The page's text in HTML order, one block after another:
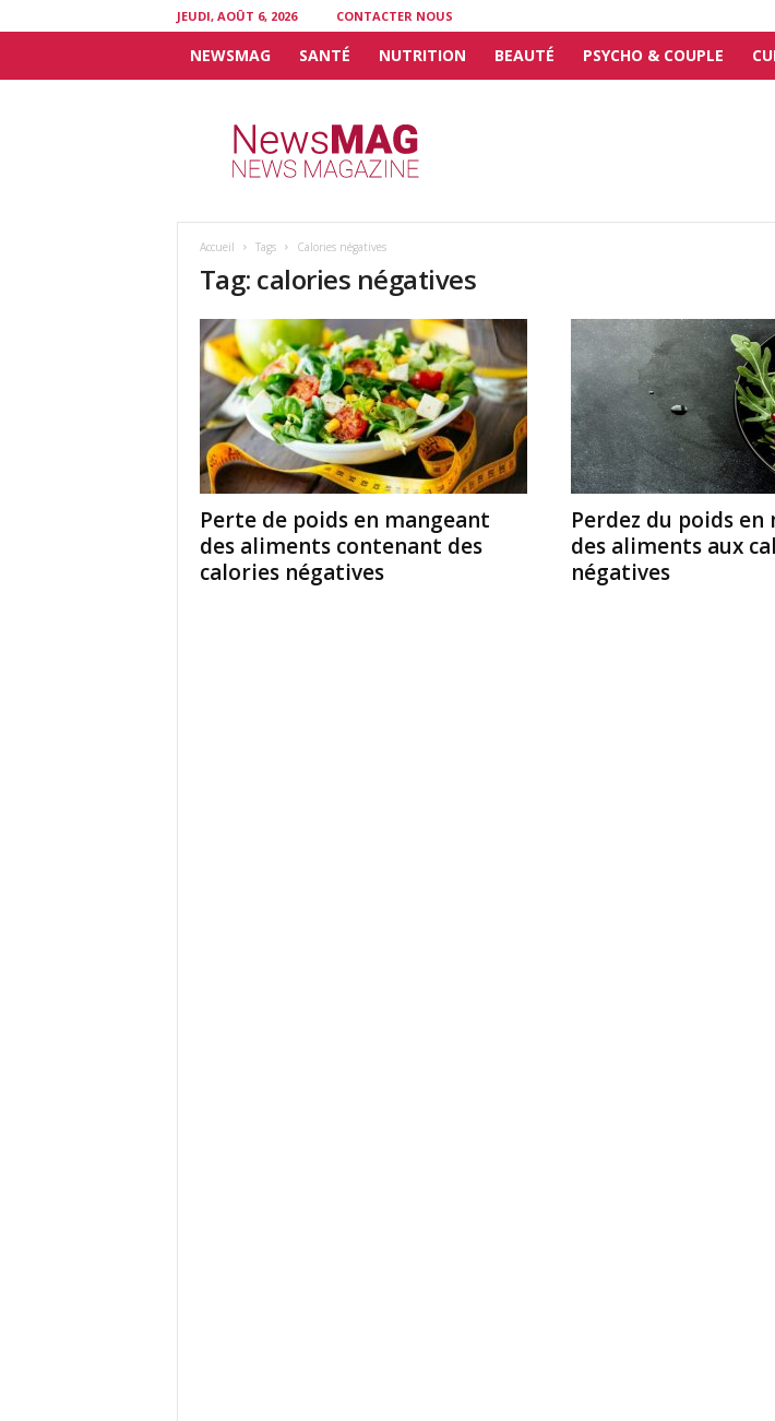
JEUDI, AOÛT 6, 2026 CONTACTER NOUS
NEWSMAG SANTÉ NUTRITION BEAUTÉ PSYCHO & COUPLE
Accueil Tags Calories négatives
Tag: calories négatives
Perte de poids en mangeant
des aliments contenant des
calories négatives
Perdez du poids en
des aliments aux
négatives